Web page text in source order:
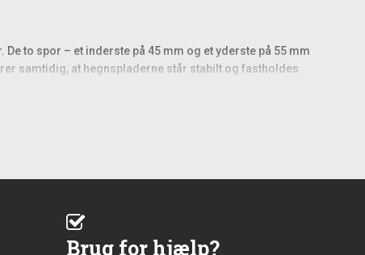
to spor – et inderste på 45 mm og et yderste på 55 mm
samtidig, at hegnspladerne står stabilt og fastholdes
så konstruktionen ikke forskyder sig over tid. På
opsættes længere strækninger af hegn. Når de første
Brug for hjælp?